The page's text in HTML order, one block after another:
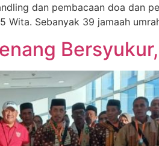
dan pembacaan doa dan
Wita. Sebanyak 39 jamaah